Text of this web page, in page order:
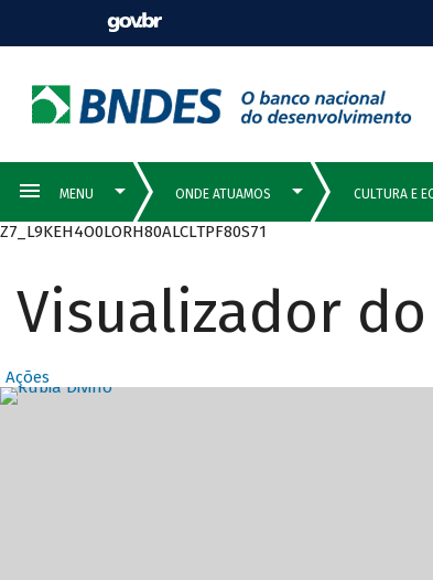
Z7_L9KEH4O0LORH80ALCLTPF80S71
Visualizador
Ações
Destaques